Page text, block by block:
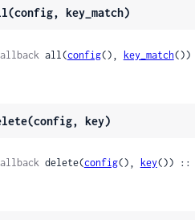
key_match)
all(config(), key_match
key)
delete(config(), key()) ::